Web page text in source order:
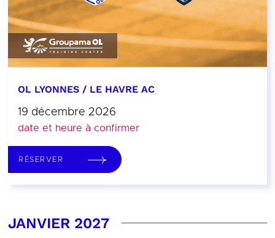
OL LYONNES / LE HAVRE AC
19 décembre 2026
date et heure à confirmer
RÉSERVER
JANVIER 2027